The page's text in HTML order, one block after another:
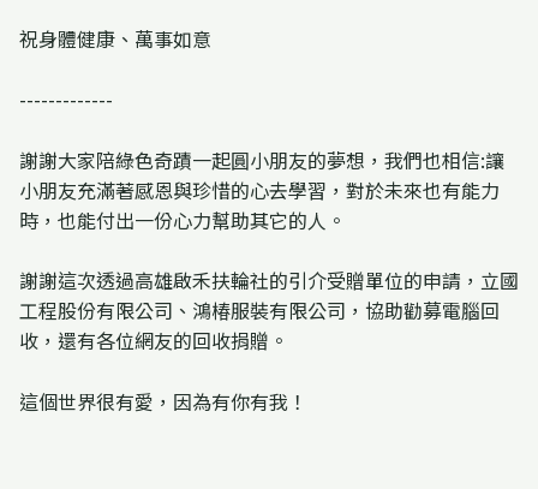
祝身體健康、萬事如意
-------------
謝謝大家陪綠色奇蹟一起圓小朋友的夢想，我們也相信:讓
小朋友充滿著感恩與珍惜的心去學習，對於未來也有能力
時，也能付出一份心力幫助其它的人。
謝謝這次透過高雄啟禾扶輪社的引介受贈單位的申請，立國
工程股份有限公司、鴻椿服裝有限公司，協助勸募電腦回
收，還有各位網友的回收捐贈。
這個世界很有愛，因為有你有我！